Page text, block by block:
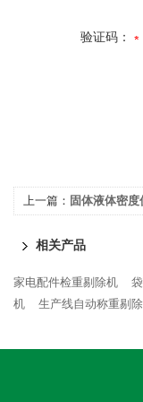
验证码：
上一篇： 固体液体密
相关产品
家电配件检重剔除机
机
生产线自动称重剔除